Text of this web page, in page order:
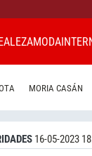
MODA
MORIA CASÁN
16-05-2023